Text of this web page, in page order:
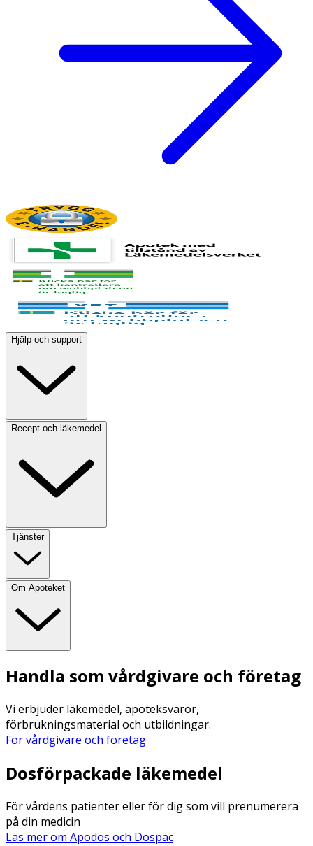
Hjälp och support
Recept och läkemedel
Tjänster
Om Apoteket
Handla som vårdgivare och företag
Vi erbjuder läkemedel, apoteksvaror,
förbrukningsmaterial och utbildningar.
För vårdgivare och företag
Dosförpackade läkemedel
För vårdens patienter eller för dig som vill prenumerera
på din medicin
Läs mer om Apodos och Dospac